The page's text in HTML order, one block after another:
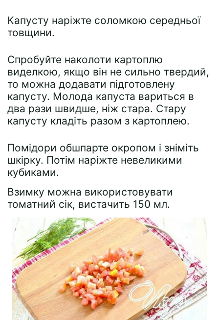
Капусту наріжте соломкою середньої
товщини.
Спробуйте наколоти картоплю
виделкою, якщо він не сильно твердий,
то можна додавати підготовлену
капусту. Молода капуста вариться в
два рази швидше, ніж стара. Стару
капусту кладіть разом з картоплею.
Помідори обшпарте окропом і зніміть
шкірку. Потім наріжте невеликими
кубиками.
Взимку можна використовувати
томатний сік, вистачить 150 мл.